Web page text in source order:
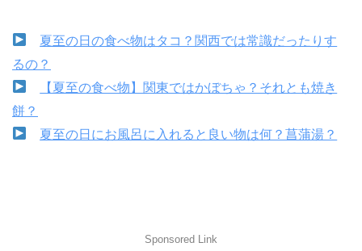
夏至の日の食べ物はタコ？関西では常識だったりす
るの？
【夏至の食べ物】関東ではかぼちゃ？それとも焼き
餅？
夏至の日にお風呂に入れると良い物は何？菖蒲湯？
Sponsored Link